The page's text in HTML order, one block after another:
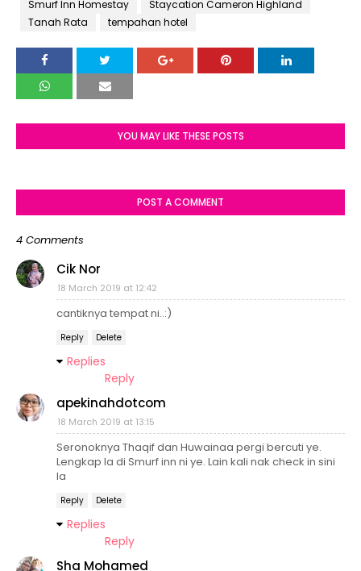
Smurf Inn Homestay
Staycation Cameron Highland
Tanah Rata
tempahan hotel
YOU MAY LIKE THESE POSTS
POST A COMMENT
4 Comments
Cik Nor
18 March 2019 at 12:42
cantiknya tempat ni..:)
Reply Delete
Replies
Reply
apekinahdotcom
18 March 2019 at 13:15
Seronoknya Thaqif dan Huwainaa pergi bercuti ye.
Lengkap la di Smurf inn ni ye. Lain kali nak check in sini
la
Reply Delete
Replies
Reply
Sha Mohamed